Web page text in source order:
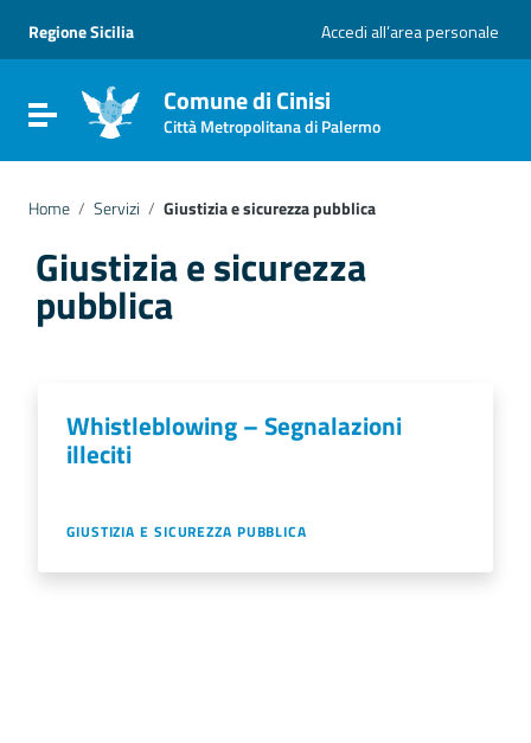
Vai al menu di navigazione
Vai al footer
Regione Sicilia Accedi all’area personale
Attiva / disattiva la navigazione
Comune di Cinisi
Città Metropolitana di Palermo
Home / Servizi / Giustizia e sicurezza pubblica
Giustizia e sicurezza
pubblica
Whistleblowing – Segnalazioni
illeciti
GIUSTIZIA E SICUREZZA PUBBLICA